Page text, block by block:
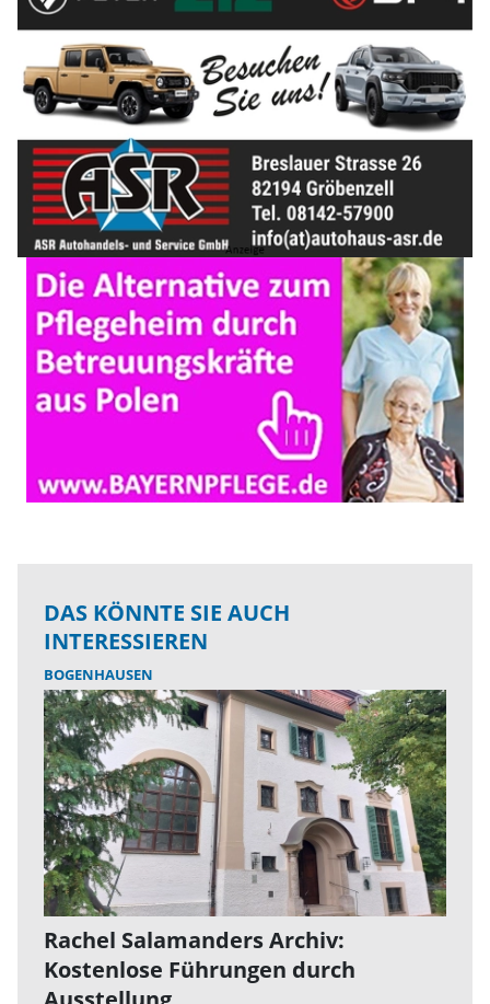
DAS KÖNNTE SIE AUCH
INTERESSIEREN
BOGENHAUSEN
Rachel Salamanders Archiv:
Kostenlose Führungen durch